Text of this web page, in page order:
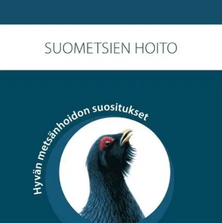
Tuotekuvaus
Metsistämme tarvitaan tulevaisuudessa vähintään 10 miljoonaa
mottia lisää puuta vuosittain. Suometsissä on tarjolla runsaasti
käyttämätöntä puuston kasvu- ja hakkuupotentiaalia.
Kustannustehokas puuntuottaminen suometsässä ja onnistunut
puunkorjuu varsinkin sulan maan aikaan edellyttää kuitenkin hyvää
osaamista. Suometsien hoidon työopas on käytännönläheinen ja
havainnollisesti kuvitettu tiivis opas.
Se tarjoaa metsätalouden
toimijoille ja metsänomistajille tarpeellista tietoa suometsien
hoidosta, puunkorjuusta ja suometsän hoitohankkeiden
toteutuksesta. Työopas täydentää ja tarkentaa Metsänhoidon
suosituksia (2014) suometsien hoidon osalta ja korvaa Tapion
aikaisemmin julkaiseman Turvemaiden suositukset (2007) -oppaan.
Metsätalouden harjoittaminen soilla poikkeaa kivennäismaista. Tämä